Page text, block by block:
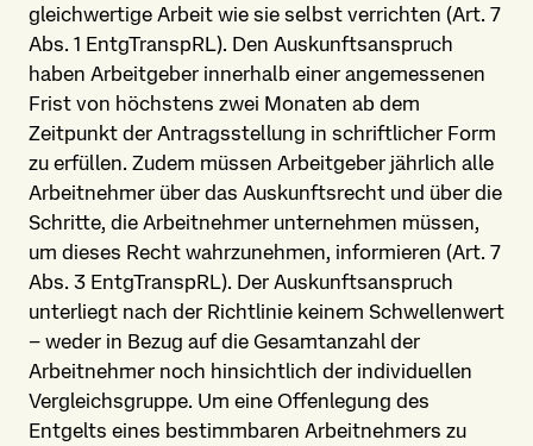
gleichwertige Arbeit wie sie selbst verrichten (Art. 7
Abs. 1 EntgTranspRL). Den Auskunfts­anspruch
haben Arbeitgeber innerhalb einer angemessenen
Frist von höchstens zwei Monaten ab dem
Zeitpunkt der Antragsstellung in schriftlicher Form
zu erfüllen. Zudem müssen Arbeitgeber jährlich alle
Arbeitnehmer über das Auskunftsrecht und über die
Schritte, die Arbeitnehmer unternehmen müssen,
um dieses Recht wahrzunehmen, informieren (Art. 7
Abs. 3 EntgTranspRL). Der Auskunfts­anspruch
unterliegt nach der Richtlinie keinem Schwellenwert
– weder in Bezug auf die Gesamtanzahl der
Arbeitnehmer noch hinsichtlich der individuellen
Vergleichsgruppe. Um eine Offenlegung des
Entgelts eines bestimmbaren Arbeitnehmers zu